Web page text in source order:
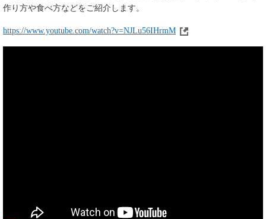
作り方や食べ方などをご紹介します。
https://www.youtube.com/watch?v=NJLu56IHrmM